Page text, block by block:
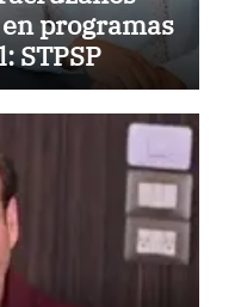
programas
STPSP